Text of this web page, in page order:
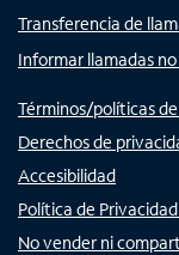
Transferencia de
Informar llamadas
Términos/políticas
Derechos de
Accesibilidad
Política de
No vender ni